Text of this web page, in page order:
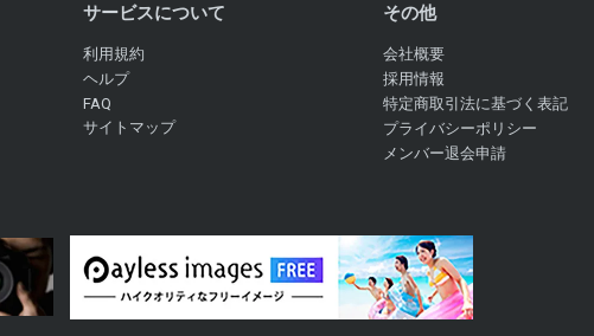
サービスについて
利用規約
ヘルプ
FAQ
サイトマップ
その他
会社概要
採用情報
特定商取引法に基づく表記
プライバシーポリシー
メンバー退会申請